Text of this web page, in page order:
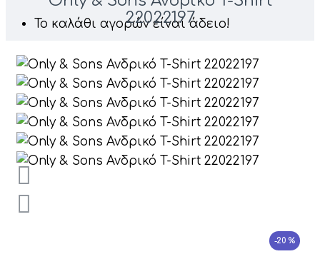
Το καλάθι αγορών είναι άδειο!
22022197
-20 %